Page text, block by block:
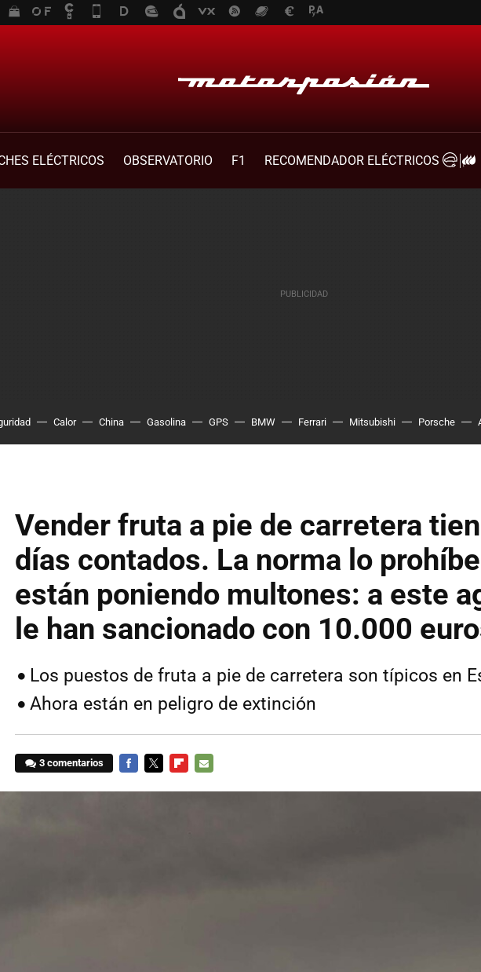
ELÉCTRICOS OBSERVATORIO F1
RECOMENDADOR ELÉCTRICOS
Calor China Gasolina GPS BMW Ferrari Mitsubishi Porsche
Vender fruta a pie de carretera
días contados. La norma lo
están poniendo multones: a este
le han sancionado con 10.000
Los puestos de fruta a pie de carretera son típicos en
Ahora están en peligro de extinción
3 comentarios